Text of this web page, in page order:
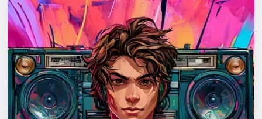
Города
Площадки
Артисты
Рейтинги